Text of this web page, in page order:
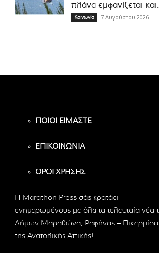
πλάνα εμφανίζεται και...
Κοινωνία 7 Αυγούστου 2026
ΠΟΙΟΙ ΕΙΜΑΣΤΕ
ΕΠΙΚΟΙΝΩΝΙΑ
ΟΡΟΙ ΧΡΗΣΗΣ
H Marathon Press σάς κρατάει
ενημερωμένους με όλα τα τελευταία νέα
Δήμων Μαραθώνα, Ραφήνας – Πικερμίου
της Ανατολικής Αττικής!